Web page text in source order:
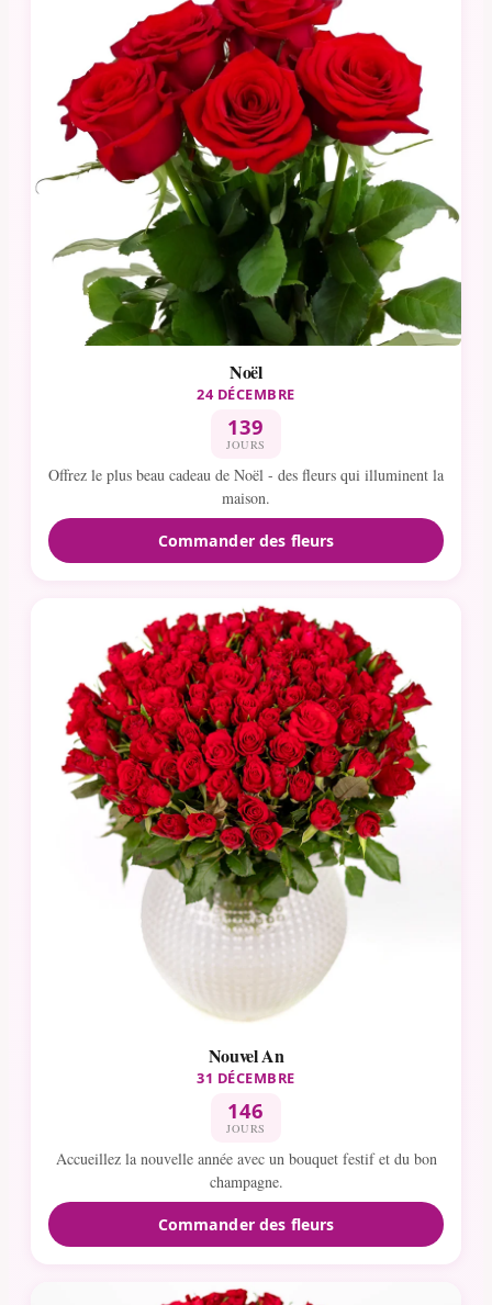
Noël
24 DÉCEMBRE
139
JOURS
Offrez le plus beau cadeau de Noël - des fleurs qui illuminent la
maison.
Commander des fleurs
Nouvel An
31 DÉCEMBRE
146
JOURS
Accueillez la nouvelle année avec un bouquet festif et du bon
champagne.
Commander des fleurs